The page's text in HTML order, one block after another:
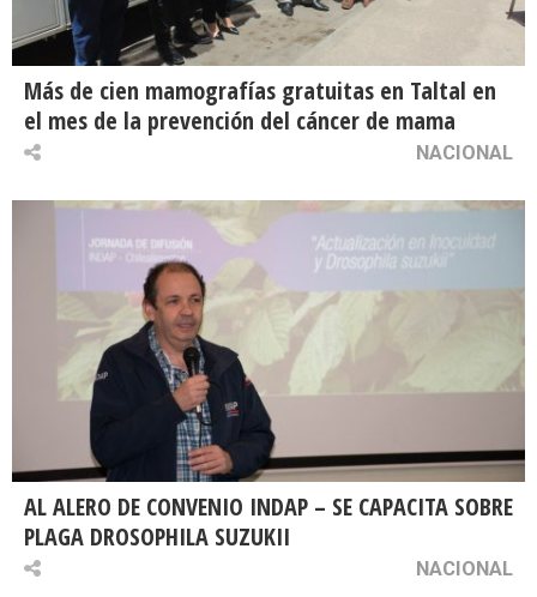
Más de cien mamografías gratuitas en Taltal en
el mes de la prevención del cáncer de mama
NACIONAL
AL ALERO DE CONVENIO INDAP – SE CAPACITA SOBRE
PLAGA DROSOPHILA SUZUKII
NACIONAL